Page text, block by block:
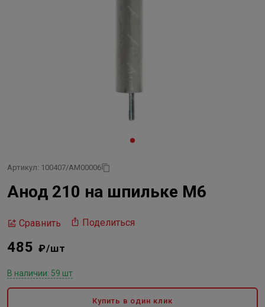
Артикул: 100407/AM00006
Анод 210 на шпильке М6
Сравнить Поделиться
485 ₽/шт
В наличии: 59 шт
Купить в один клик